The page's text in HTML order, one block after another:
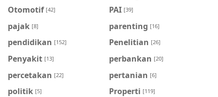
Otomotif [42] PAI [39]
pajak [8] parenting [16]
pendidikan [152] Penelitian [26]
Penyakit [13] perbankan [20]
percetakan [22] pertanian [6]
politik [5] Properti [119]